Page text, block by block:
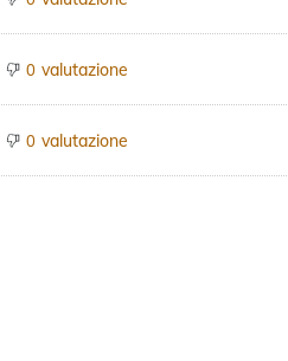
0 valutazione
0 valutazione